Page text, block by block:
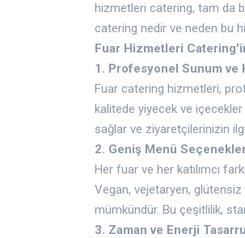
hizmetleri catering, tam da
catering nedir ve neden bu
Fuar Hizmetleri
1. Profesyonel Sunum ve
Fuar catering hizmetleri,
kalitede yiyecek ve
sağlar ve ziyaretçilerinizin
2. Geniş Menü
Her fuar ve her katılımcı
Vegan, vejetaryen,
mümkündür. Bu çeşitlilik,
3. Zaman ve Enerji